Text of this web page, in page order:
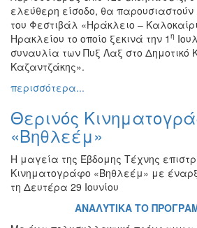
Συνέδρια
Ημερίδες
-
Διημερίδες
Σεμινάρια-
Διαλέξεις-
Ομιλίες
Διάφορες
Εκθέσεις
Εκδηλώσεις
για
Παιδιά
Άλλες
ελεύθερη είσοδο, θα παρουσιαστούν
του Φεστιβάλ «Ηράκλειο –
Ηρακλείου το οποίο ξεκινά την 1 η
συναυλία των Πυξ Λαξ στο Δημοτικό
Καζαντζάκης».
περισσότερα...
Θερινός
«Βηθλεέμ»
Η μαγεία της Έβδομης Τέχνης
Κινηματογράφο «Βηθλεέμ» με
τη Δευτέρα 29 Ιουνίου
ΑΝΑΛΥΤΙΚΑ ΤΟ